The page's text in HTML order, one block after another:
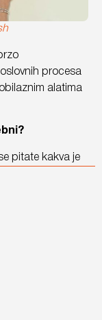
procesa
alatima
pitate kakva je
code i low-
i vještine
zamijeniti, bez